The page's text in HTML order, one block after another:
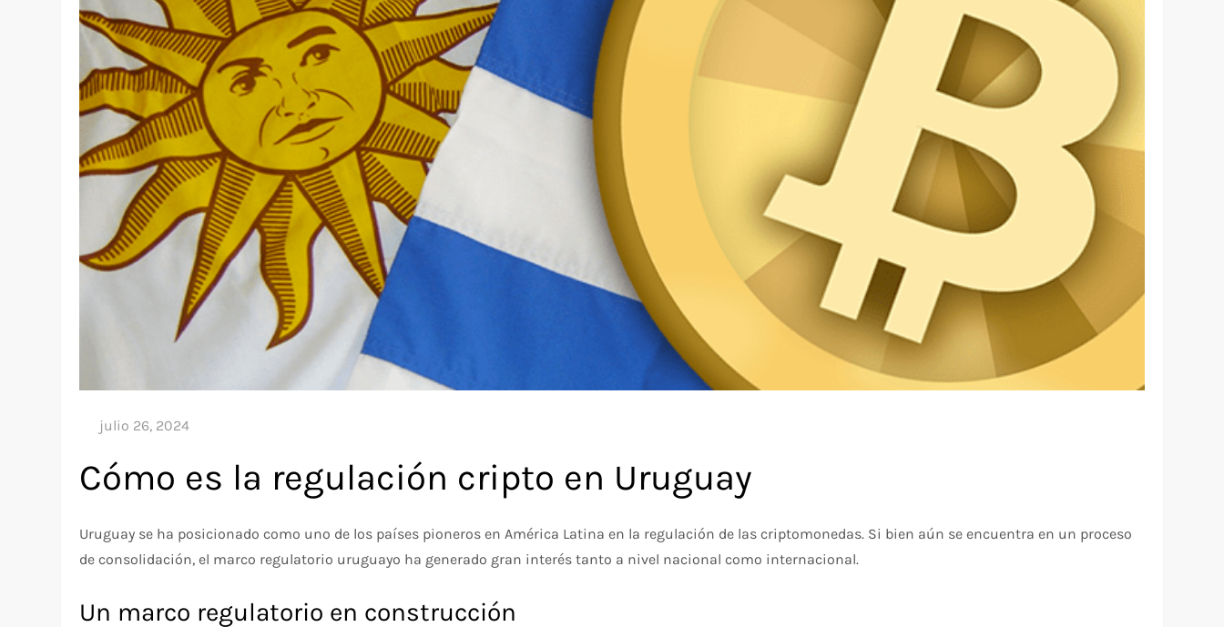
Cómo es la regulación cripto en Uruguay
Uruguay se ha posicionado como uno de los países pioneros en América Latina en la regulación de las criptomonedas. Si bien aún se encuentra en un proceso
de consolidación, el marco regulatorio uruguayo ha generado gran interés tanto a nivel nacional como internacional.
Un marco regulatorio en construcción